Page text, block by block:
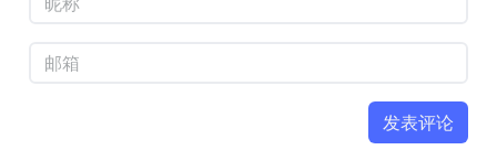
发表评论